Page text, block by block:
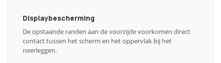
Displaybescherming
De opstaande randen aan de voorzijde voorkomen direct
contact tussen het scherm en het oppervlak bij het
neerleggen.